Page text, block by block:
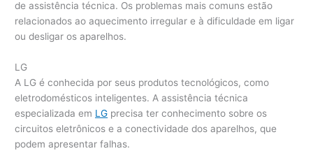
de assistência técnica. Os problemas mais comuns estão
relacionados ao aquecimento irregular e à dificuldade em ligar
ou desligar os aparelhos.
LG
A LG é conhecida por seus produtos tecnológicos, como
eletrodomésticos inteligentes. A assistência técnica
especializada em LG precisa ter conhecimento sobre os
circuitos eletrônicos e a conectividade dos aparelhos, que
podem apresentar falhas.